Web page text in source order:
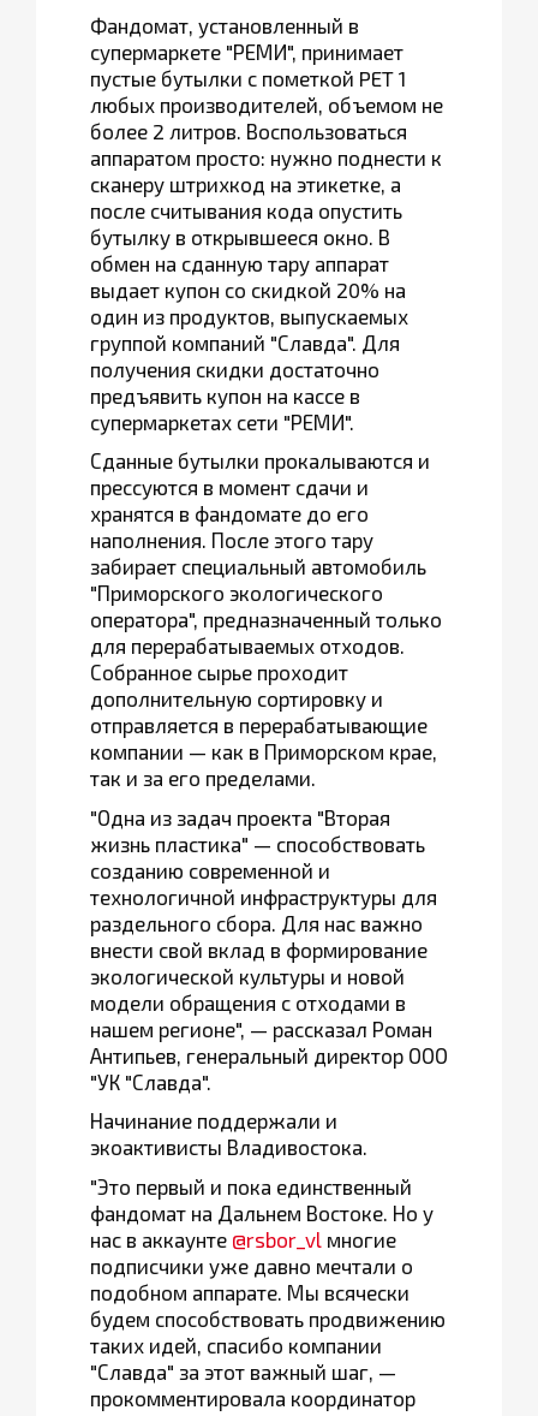
Фандомат, установленный в
супермаркете "РЕМИ", принимает
пустые бутылки с пометкой PET 1
любых производителей, объемом не
более 2 литров. Воспользоваться
аппаратом просто: нужно поднести к
сканеру штрихкод на этикетке, а
после считывания кода опустить
бутылку в открывшееся окно. В
обмен на сданную тару аппарат
выдает купон со скидкой 20% на
один из продуктов, выпускаемых
группой компаний "Славда". Для
получения скидки достаточно
предъявить купон на кассе в
супермаркетах сети "РЕМИ".
Сданные бутылки прокалываются и
прессуются в момент сдачи и
хранятся в фандомате до его
наполнения. После этого тару
забирает специальный автомобиль
"Приморского экологического
оператора", предназначенный только
для перерабатываемых отходов.
Собранное сырье проходит
дополнительную сортировку и
отправляется в перерабатывающие
компании — как в Приморском крае,
так и за его пределами.
"Одна из задач проекта "Вторая
жизнь пластика" — способствовать
созданию современной и
технологичной инфраструктуры для
раздельного сбора. Для нас важно
внести свой вклад в формирование
экологической культуры и новой
модели обращения с отходами в
нашем регионе", — рассказал Роман
Антипьев, генеральный директор ООО
"УК "Славда".
Начинание поддержали и
экоактивисты Владивостока.
"Это первый и пока единственный
фандомат на Дальнем Востоке. Но у
нас в аккаунте @rsbor_vl многие
подписчики уже давно мечтали о
подобном аппарате. Мы всячески
будем способствовать продвижению
таких идей, спасибо компании
"Славда" за этот важный шаг, —
прокомментировала координатор